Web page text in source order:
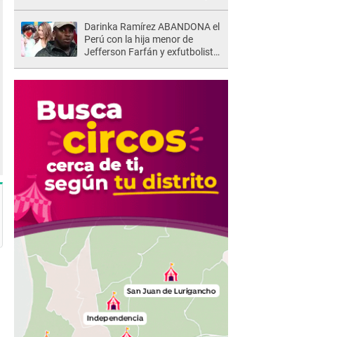
Darinka Ramírez ABANDONA el
Perú con la hija menor de
Jefferson Farfán y exfutbolista